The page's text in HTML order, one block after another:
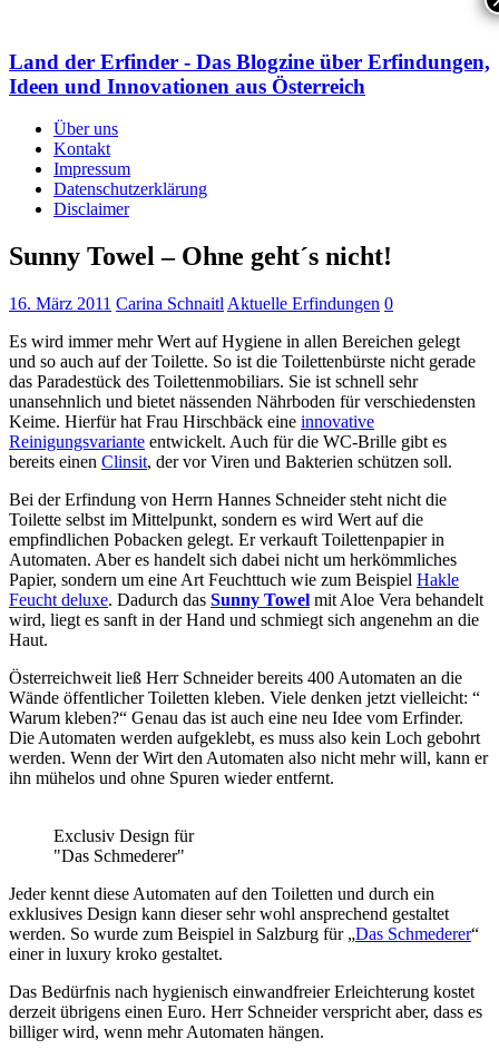
Land der Erfinder - Das Blogzine über Erfindungen,
Ideen und Innovationen aus Österreich
Über uns
Kontakt
Impressum
Datenschutzerklärung
Disclaimer
Sunny Towel – Ohne geht´s nicht!
16. März 2011 Carina Schnaitl Aktuelle Erfindungen 0
Es wird immer mehr Wert auf Hygiene in allen Bereichen gelegt
und so auch auf der Toilette. So ist die Toilettenbürste nicht gerade
das Paradestück des Toilettenmobiliars. Sie ist schnell sehr
unansehnlich und bietet nässenden Nährboden für verschiedensten
Keime. Hierfür hat Frau Hirschbäck eine innovative
Reinigungsvariante entwickelt. Auch für die WC-Brille gibt es
bereits einen Clinsit, der vor Viren und Bakterien schützen soll.
Bei der Erfindung von Herrn Hannes Schneider steht nicht die
Toilette selbst im Mittelpunkt, sondern es wird Wert auf die
empfindlichen Pobacken gelegt. Er verkauft Toilettenpapier in
Automaten. Aber es handelt sich dabei nicht um herkömmliches
Papier, sondern um eine Art Feuchttuch wie zum Beispiel Hakle
Feucht deluxe. Dadurch das Sunny Towel mit Aloe Vera behandelt
wird, liegt es sanft in der Hand und schmiegt sich angenehm an die
Haut.
Österreichweit ließ Herr Schneider bereits 400 Automaten an die
Wände öffentlicher Toiletten kleben. Viele denken jetzt vielleicht: “
Warum kleben?“ Genau das ist auch eine neu Idee vom Erfinder.
Die Automaten werden aufgeklebt, es muss also kein Loch gebohrt
werden. Wenn der Wirt den Automaten also nicht mehr will, kann er
ihn mühelos und ohne Spuren wieder entfernt.
Exclusiv Design für
"Das Schmederer"
Jeder kennt diese Automaten auf den Toiletten und durch ein
exklusives Design kann dieser sehr wohl ansprechend gestaltet
werden. So wurde zum Beispiel in Salzburg für „Das Schmederer“
einer in luxury kroko gestaltet.
Das Bedürfnis nach hygienisch einwandfreier Erleichterung kostet
derzeit übrigens einen Euro. Herr Schneider verspricht aber, dass es
billiger wird, wenn mehr Automaten hängen.